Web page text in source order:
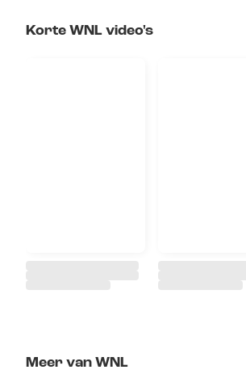
Korte WNL video's
Meer van WNL